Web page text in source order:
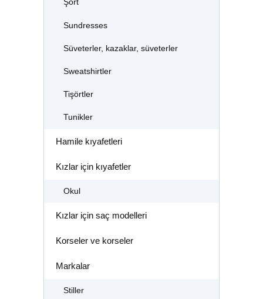
Şort
Sundresses
Süveterler, kazaklar, süveterler
Sweatshirtler
Tişörtler
Tunikler
Hamile kıyafetleri
Kızlar için kıyafetler
Okul
Kızlar için saç modelleri
Korseler ve korseler
Markalar
Stiller